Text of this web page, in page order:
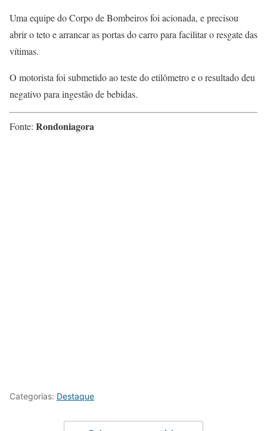
Uma equipe do Corpo de Bombeiros foi acionada, e precisou
abrir o teto e arrancar as portas do carro para facilitar o resgate das
vítimas.
O motorista foi submetido ao teste do etilômetro e o resultado deu
negativo para ingestão de bebidas.
Fonte: Rondoniagora
Categorias: Destaque